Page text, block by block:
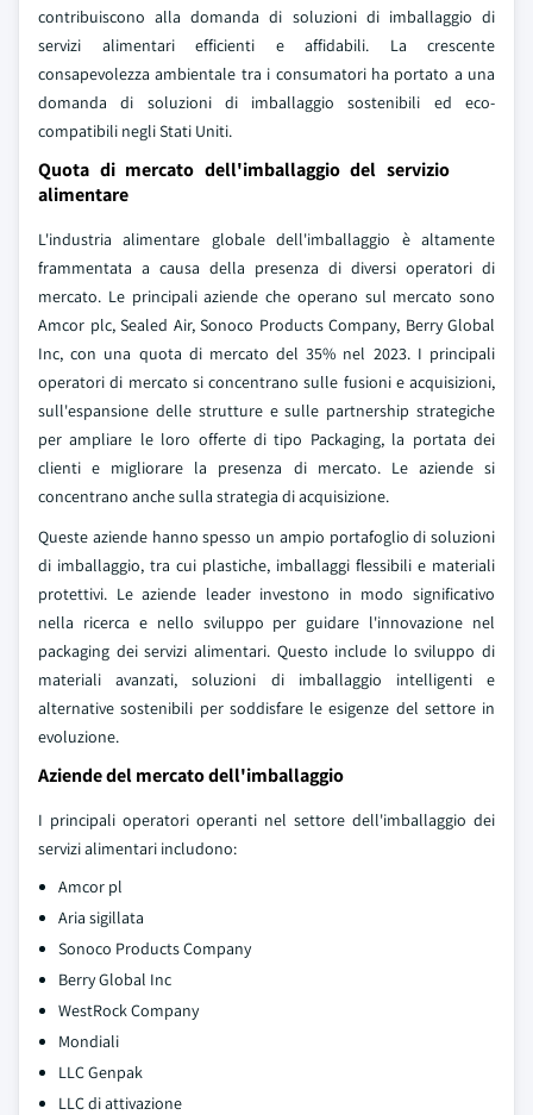
contribuiscono alla domanda di soluzioni di imballaggio di
servizi alimentari efficienti e affidabili. La crescente
consapevolezza ambientale tra i consumatori ha portato a una
domanda di soluzioni di imballaggio sostenibili ed eco-
compatibili negli Stati Uniti.
Quota di mercato dell'imballaggio del servizio
alimentare
L'industria alimentare globale dell'imballaggio è altamente
frammentata a causa della presenza di diversi operatori di
mercato. Le principali aziende che operano sul mercato sono
Amcor plc, Sealed Air, Sonoco Products Company, Berry Global
Inc, con una quota di mercato del 35% nel 2023. I principali
operatori di mercato si concentrano sulle fusioni e acquisizioni,
sull'espansione delle strutture e sulle partnership strategiche
per ampliare le loro offerte di tipo Packaging, la portata dei
clienti e migliorare la presenza di mercato. Le aziende si
concentrano anche sulla strategia di acquisizione.
Queste aziende hanno spesso un ampio portafoglio di soluzioni
di imballaggio, tra cui plastiche, imballaggi flessibili e materiali
protettivi. Le aziende leader investono in modo significativo
nella ricerca e nello sviluppo per guidare l'innovazione nel
packaging dei servizi alimentari. Questo include lo sviluppo di
materiali avanzati, soluzioni di imballaggio intelligenti e
alternative sostenibili per soddisfare le esigenze del settore in
evoluzione.
Aziende del mercato dell'imballaggio
I principali operatori operanti nel settore dell'imballaggio dei
servizi alimentari includono:
Amcor pl
Aria sigillata
Sonoco Products Company
Berry Global Inc
WestRock Company
Mondiali
LLC Genpak
LLC di attivazione